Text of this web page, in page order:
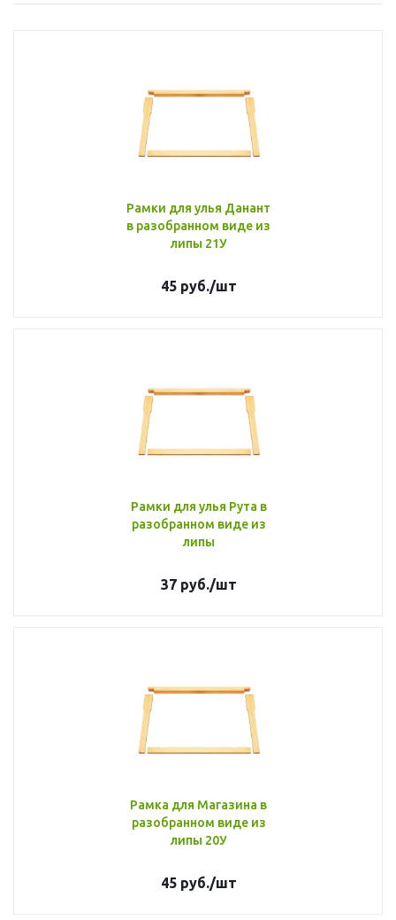
Рамки для улья Данант
в разобранном виде из
липы 21У
45руб./шт
Рамки для улья Рута в
разобранном виде из
липы
37руб./шт
Рамка для Магазина в
разобранном виде из
липы 20У
45руб./шт